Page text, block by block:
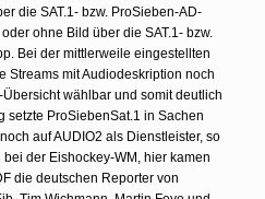
die SAT.1- bzw. ProSieben-AD-
ohne Bild über die SAT.1- bzw.
Bei der mittlerweile eingestellten
Streams mit Audiodeskription noch
wählbar und somit deutlich
setzte ProSiebenSat.1 in Sachen
auf AUDIO2 als Dienstleister, so
der Eishockey-WM, hier kamen
die deutschen Reporter von